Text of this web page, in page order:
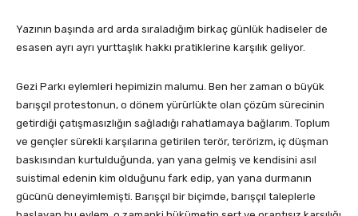
Yazının başında ard arda sıraladığım birkaç günlük hadiseler de
esasen ayrı ayrı yurttaşlık hakkı pratiklerine karşılık geliyor.
Gezi Parkı eylemleri hepimizin malumu. Ben her zaman o büyük
barışçıl protestonun, o dönem yürürlükte olan çözüm sürecinin
getirdiği çatışmasızlığın sağladığı rahatlamaya bağlarım. Toplum
ve gençler sürekli karşılarına getirilen terör, terörizm, iç düşman
baskısından kurtulduğunda, yan yana gelmiş ve kendisini asıl
suistimal edenin kim olduğunu fark edip, yan yana durmanın
gücünü deneyimlemişti. Barışçıl bir biçimde, barışçıl taleplerle